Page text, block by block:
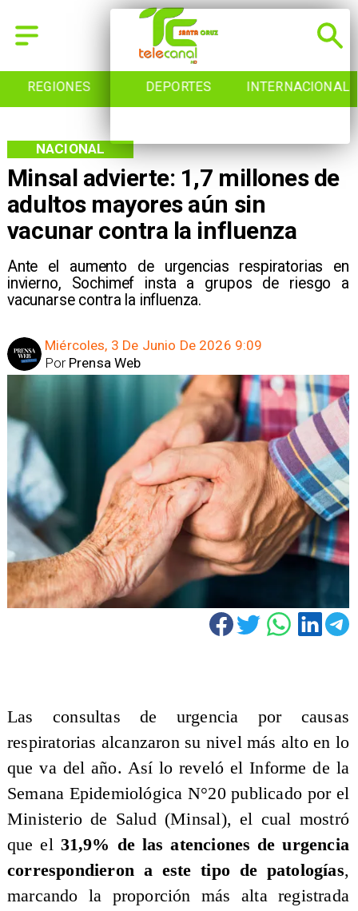
DEPORTES INTERNACIONAL INICIO
Minsal advierte: 1,7 millones de
adultos mayores aún sin
vacunar contra la influenza
Ante el aumento de urgencias respiratorias en
invierno, Sochimef insta a grupos de riesgo a
vacunarse contra la influenza.
NACIONAL
Miércoles, 3 De Junio De 2026 9:09
Prensa Web
Por
Las consultas de urgencia por causas
respiratorias alcanzaron su nivel más alto en lo
que va del año. Así lo reveló el Informe de la
Semana Epidemiológica N°20 publicado por el
Ministerio de Salud (Minsal), el cual mostró
que el 31,9% de las atenciones de urgencia
correspondieron a este tipo de patologías,
marcando la proporción más alta registrada